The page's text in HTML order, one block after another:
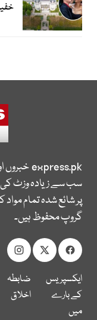
express.pkخبروں
سب سے زیادہ وزٹ
پر شائع شدہ تمام
گروپ محفوظ ہیں۔
ایکسپریس
کے بارے
میں
ضابطہ
اخلاق